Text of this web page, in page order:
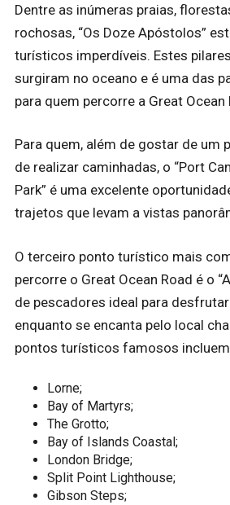
Dentre as inúmeras praias,
rochosas, “Os Doze Apóstolos”
turísticos imperdíveis. Estes
surgiram no oceano e é uma das
para quem percorre a Great Ocean
Para quem, além de gostar de um
de realizar caminhadas, o “Port
Park” é uma excelente
trajetos que levam a vistas
O terceiro ponto turístico mais
percorre o Great Ocean Road é o
de pescadores ideal para
enquanto se encanta pelo local
pontos turísticos famosos
Lorne;
Bay of Martyrs;
The Grotto;
Bay of Islands Coastal;
London Bridge;
Split Point Lighthouse;
Gibson Steps;